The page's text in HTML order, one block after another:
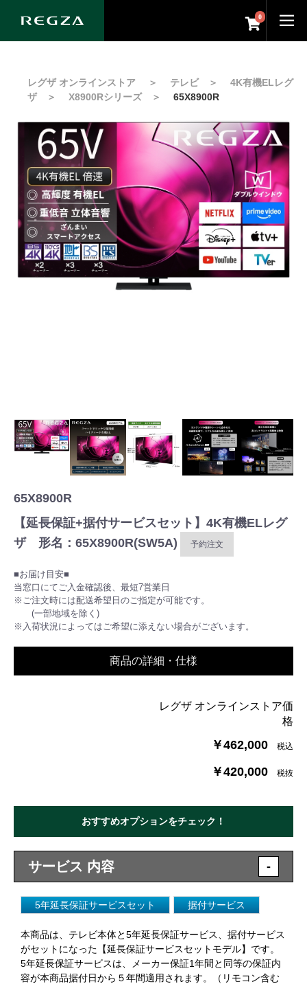
0
レグザ オンラインストア ＞ テレビ＞ 4K有機ELレグ
ザ＞ X8900Rシリーズ＞ 65X8900R
65X8900R
【延長保証+据付サービスセット】4K有機ELレグ
ザ 形名：65X8900R(SW5A)
予約注文
■お届け目安■
当窓口にてご入金確認後、最短7営業日
※ご注文時には配送希望日のご指定が可能です。
(一部地域を除く)
※入荷状況によってはご希望に添えない場合がございます。
商品の詳細・仕様
レグザ オンラインストア価
格
￥462,000 税込
￥420,000 税抜
おすすめオプションをチェック！
サービス 内容 -
5年延長保証サービスセット 据付サービス
本商品は、テレビ本体と5年延長保証サービス、据付サービス
がセットになった【延長保証サービスセットモデル】です。
5年延長保証サービスは、メーカー保証1年間と同等の保証内
容が本商品据付日から５年間適用されます。（リモコン含む